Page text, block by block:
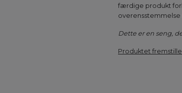
færdige produkt
overensstemmelse
Dette er en seng,
Produktet